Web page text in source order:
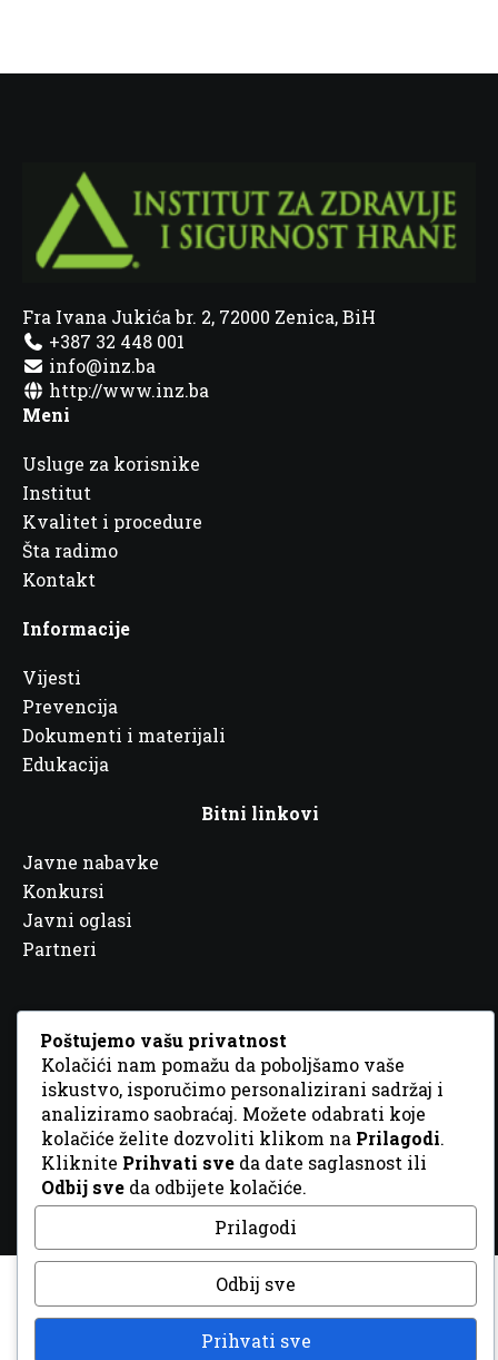
Fra Ivana Jukića br. 2, 72000 Zenica, BiH
+387 32 448 001
info@inz.ba
http://www.inz.ba
Meni
Usluge za korisnike
Institut
Kvalitet i procedure
Šta radimo
Kontakt
Informacije
Vijesti
Prevencija
Dokumenti i materijali
Edukacija
Bitni linkovi
Javne nabavke
Konkursi
Javni oglasi
Partneri
© 2026 Sva prava zadržana. DizajnGordonDM
Poštujemo vašu privatnost
Kolačići nam pomažu da poboljšamo vaše
iskustvo, isporučimo personalizirani sadržaj i
analiziramo saobraćaj. Možete odabrati koje
kolačiće želite dozvoliti klikom na Prilagodi.
Kliknite Prihvati sve da date saglasnost ili
Odbij sve da odbijete kolačiće.
Prilagodi
Odbij sve
Prihvati sve